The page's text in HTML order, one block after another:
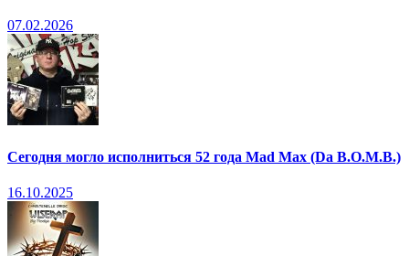
07.02.2026
Сегодня могло исполниться 52 года Mad Max (Da B.O.M.B.)
16.10.2025